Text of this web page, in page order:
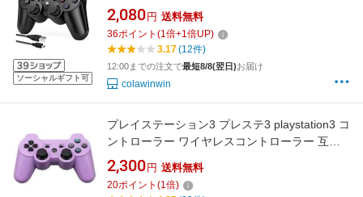
ソーシャルギフト可
トローラー PS3 用コントローラー 500mAh大
容量バッテリー 無線Bluetooth接続 10時間連続
使用 USB ケーブル 振動機能 ワイヤレス3コン
トローラー P3/PC対応
2,080 円 送料無料
36ポイント (1倍+1倍UP)
3.17(12件)
12:00までの注文で最短8/8(翌日)お届け
colawinwin
プレイステーション3 プレステ3 playstation3 コ
ントローラー ワイヤレスコントローラー 互換
品 レトロゲーム ワイヤレス 無線 6軸ジャイロ
スコープ
2,300 円 送料無料
20ポイント (1倍)